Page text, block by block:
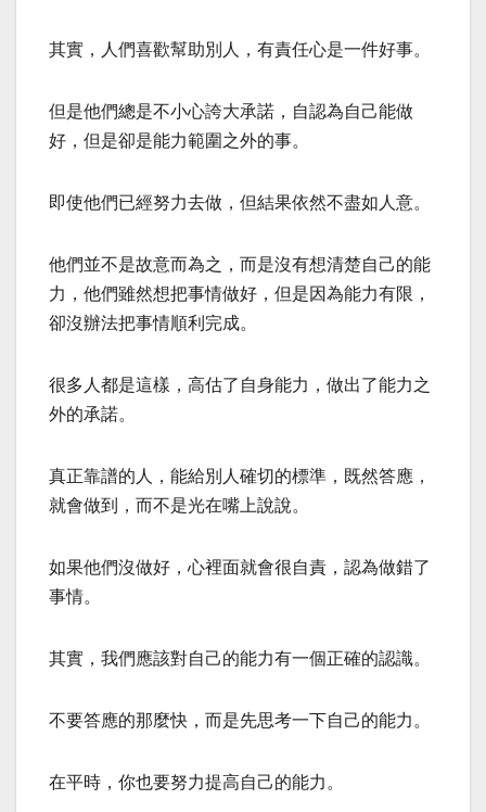
其實，人們喜歡幫助別人，有責任心是一件好事。
但是他們總是不小心​​誇大承諾，自認為自己能做
好，但是卻是能力範圍之外的事。
即使他們已經努力去做，但結果依然不盡如人意。
他們並不是故意而為之，而是沒有想清楚自己的能
力，他們雖然想把事情做好，但是因為能力有限，
卻沒辦法把事情順利完成。
很多人都是這樣，高估了自身能力，做出了能力之
外的承諾。
真正靠譜的人，能給別人確切的標準，既然答應，
就會做到，而不是光在嘴上說說。
如果他們沒做好，心裡面就會很自責，認為做錯了
事情。
其實，我們應該對自己的能力有一個正確的認識。
不要答應的那麼快，而是先思考一下自己的能力。
在平時，你也要努力提高自己的能力。